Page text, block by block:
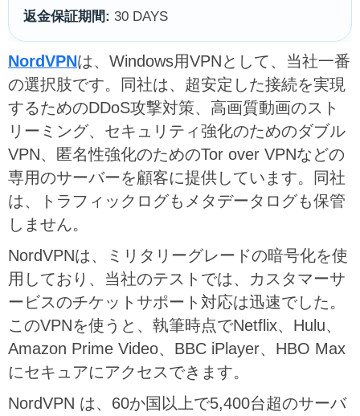
返金保証期間: 30 DAYS
NordVPNは、Windows用VPNとして、当社一番
の選択肢です。同社は、超安定した接続を実現
するためのDDoS攻撃対策、高画質動画のスト
リーミング、セキュリティ強化のためのダブル
VPN、匿名性強化のためのTor over VPNなどの
専用のサーバーを顧客に提供しています。同社
は、トラフィックログもメタデータログも保管
しません。
NordVPNは、ミリタリーグレードの暗号化を使
用しており、当社のテストでは、カスタマーサ
ービスのチケットサポート対応は迅速でした。
このVPNを使うと、執筆時点でNetflix、Hulu、
Amazon Prime Video、BBC iPlayer、HBO Max
にセキュアにアクセスできます。
NordVPN は、60か国以上で5,400台超のサーバ